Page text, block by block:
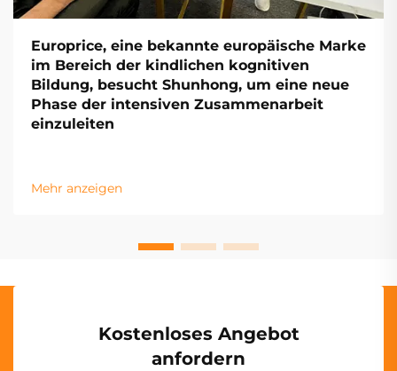
Europrice, eine bekannte europäische Marke
im Bereich der kindlichen kognitiven
Bildung, besucht Shunhong, um eine neue
Phase der intensiven Zusammenarbeit
einzuleiten
Mehr anzeigen
Kostenloses Angebot
anfordern